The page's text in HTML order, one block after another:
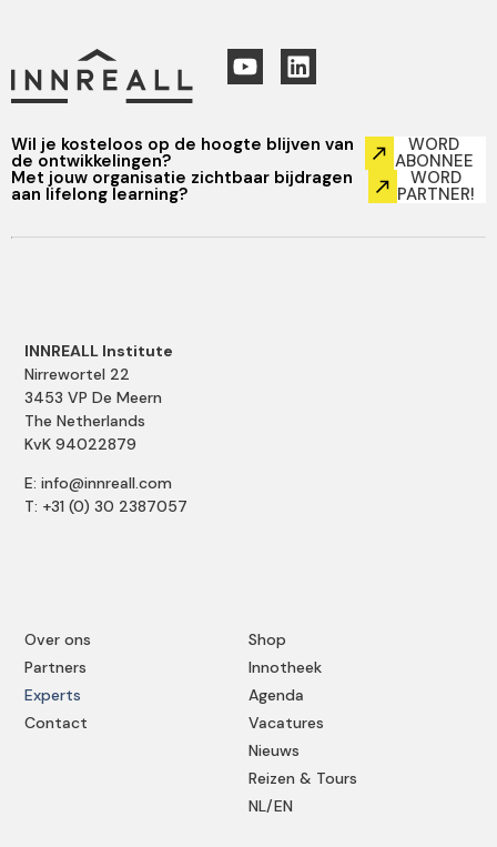
Wil je kosteloos op de hoogte blijven van
de ontwikkelingen?
WORD
ABONNEE
Met jouw organisatie zichtbaar bijdragen
aan lifelong learning?
WORD
PARTNER!
Shop
Innotheek
Agenda
Vacatures
Nieuws
Reizen & Tours
NL/EN
Over ons
Partners
Experts
Contact
INNREALL Institute
Nirrewortel 22
3453 VP De Meern
The Netherlands
KvK 94022879
E: info@innreall.com
T: +31 (0) 30 2387057